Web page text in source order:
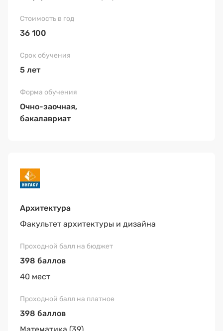
36 100
5 лет
Очно-заочная,
бакалавриат
Архитектура
Факультет архитектуры и дизайна
398 баллов
40 мест
398 баллов